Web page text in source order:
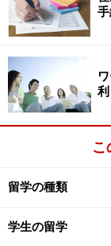
利
こ
留学の種類
学生の留学